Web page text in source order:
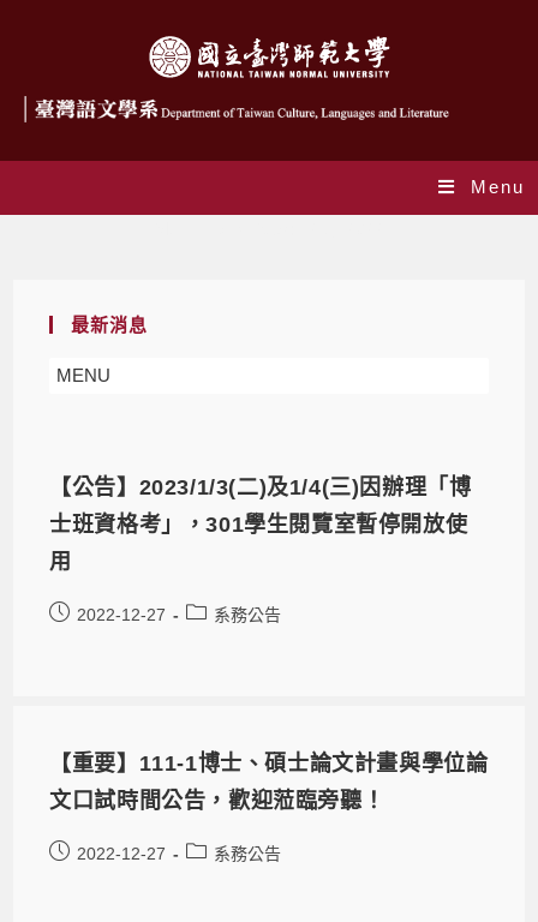
Menu
最新消息
MENU
【公告】2023/1/3(二)及1/4(三)因辦理「博
士班資格考」，301學生閱覽室暫停開放使
用
2022-12-27 系務公告
【重要】111-1博士、碩士論文計畫與學位論
文口試時間公告，歡迎蒞臨旁聽！
2022-12-27 系務公告